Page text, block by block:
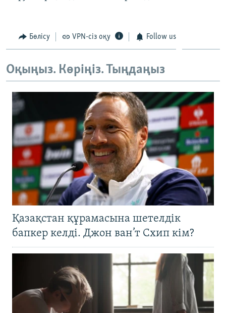
Бөлісу VPN-сіз оқу Follow us
Оқыңыз. Көріңіз. Тыңдаңыз
Қазақстан құрамасына шетелдік
бапкер келді. Джон ван’т Схип кім?